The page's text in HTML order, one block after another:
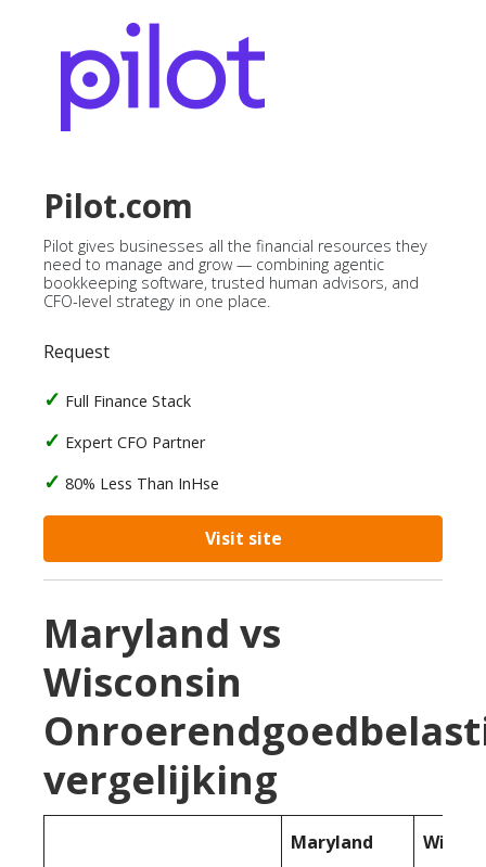
Pilot.com
Pilot gives businesses all the financial resources they
need to manage and grow — combining agentic
bookkeeping software, trusted human advisors, and
CFO-level strategy in one place.
Request
Full Finance Stack
Expert CFO Partner
80% Less Than InHse
Visit site
Maryland vs
Wisconsin
vergelijking
Maryland